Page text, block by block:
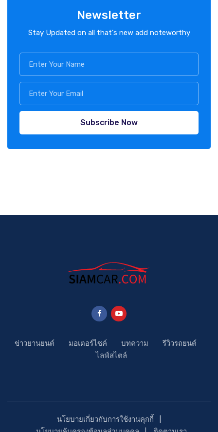
Newsletter
Stay Updated on all that's new add noteworthy
Subscribe Now
ข่าวยานยนต์ มอเตอร์ไซค์ บทความ
รีวิวรถยนต์
ไลฟ์สไตล์
นโยบายเกี่ยวกับการใช้งานคุกกี้